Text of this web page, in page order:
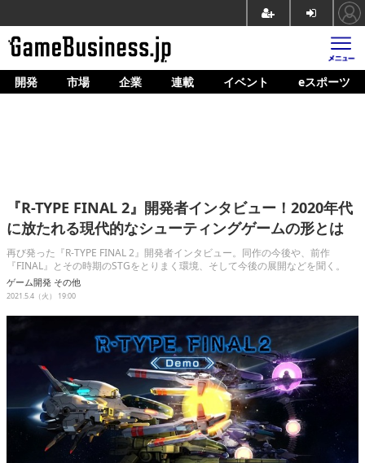
ホーム
企業動向
人材育成
産業政策
連載
イベント/セミナー
eスポーツ
開発 市場 企業 連載 イベント eスポーツ
『R-TYPE FINAL 2』開発者インタビュー！2020年代
に放たれる現代的なシューティングゲームの形とは
再び発った『R-TYPE FINAL 2』開発者インタビュー。同作の今後や、前作
『FINAL』とその時期のSTGをとりまく環境、そして今後の展開などを聞く。
ゲーム開発 その他
2021.5.4（火） 19:00